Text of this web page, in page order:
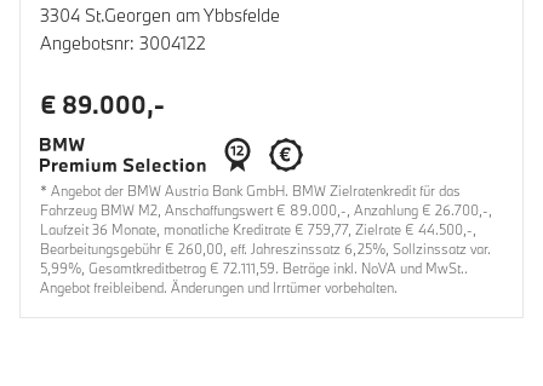
3304 St.Georgen am Ybbsfelde
Angebotsnr: 3004122
€ 89.000,-
* Angebot der BMW Austria Bank GmbH. BMW Zielratenkredit für das
Fahrzeug BMW M2, Anschaffungswert € 89.000,-, Anzahlung € 26.700,-,
Laufzeit 36 Monate, monatliche Kreditrate € 759,77, Zielrate € 44.500,-,
Bearbeitungsgebühr € 260,00, eff. Jahreszinssatz 6,25%, Sollzinssatz var.
5,99%, Gesamtkreditbetrag € 72.111,59. Beträge inkl. NoVA und MwSt..
Angebot freibleibend. Änderungen und Irrtümer vorbehalten.